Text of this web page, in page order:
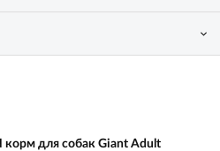
корм для собак Giant Adult